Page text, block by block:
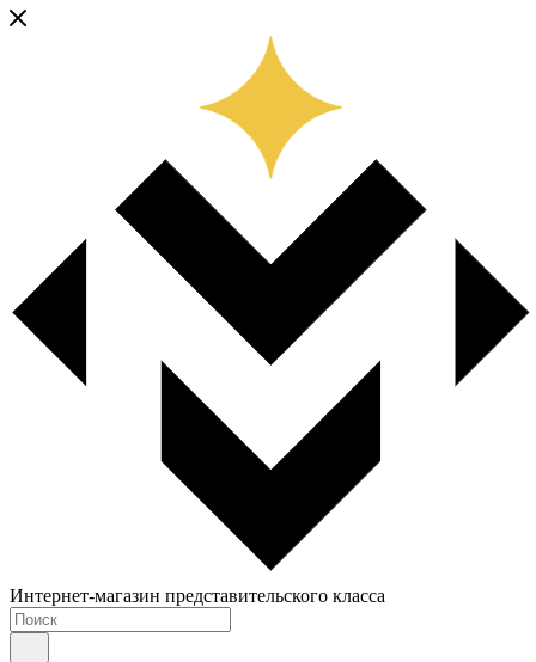
Интернет-магазин представительского класса